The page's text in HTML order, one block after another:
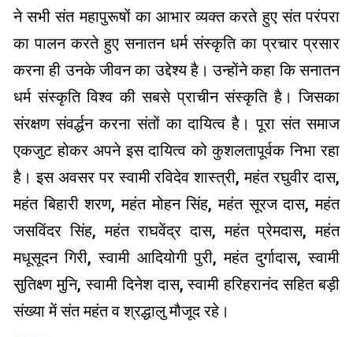
ने सभी संत महापुरूषों का आभार व्यक्त करते हुए संत परंपरा
का पालन करते हुए सनातन धर्म संस्कृति का प्रचार प्रसार
करना ही उनके जीवन का उद्देश्य है। उन्होंने कहा कि सनातन
धर्म संस्कृति विश्व की सबसे प्राचीन संस्कृति है। जिसका
संरक्षण संवर्द्धन करना संतों का दायित्व है। पूरा संत समाज
एकजुट होकर अपने इस दायित्व को कुशलतापूर्वक निभा रहा
है। इस अवसर पर स्वामी रविदेव शास्त्री, महंत रघुवीर दास,
महंत बिहारी शरण, महंत मोहन सिंह, महंत सूरज दास, महंत
जसविंदर सिंह, महंत राघवेंद्र दास, महंत प्रेमदास, महंत
मधूसूदन गिरी, स्वामी आदियोगी पुरी, महंत दुर्गादास, स्वामी
सुतिक्ष्ण मुनि, स्वामी दिनेश दास, स्वामी हरिहरानंद सहित बड़ी
संख्या में संत महंत व श्रद्धालु मौजूद रहे।